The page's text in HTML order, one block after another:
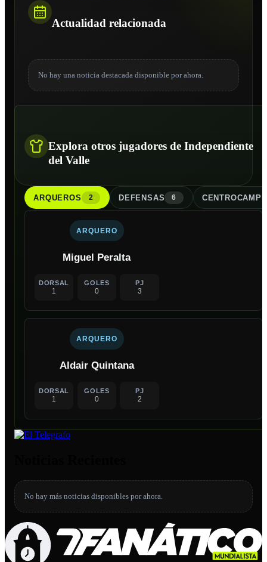
Actualidad relacionada
No hay una noticia destacada disponible por ahora.
Explora otros jugadores de Independiente
del Valle
ARQUEROS 2 DEFENSAS 6
ARQUERO
Miguel Peralta
DORSAL
1
GOLES
0
PJ
3
ARQUERO
Aldair Quintana
DORSAL
1
GOLES
0
PJ
2
No hay más noticias disponibles por ahora.